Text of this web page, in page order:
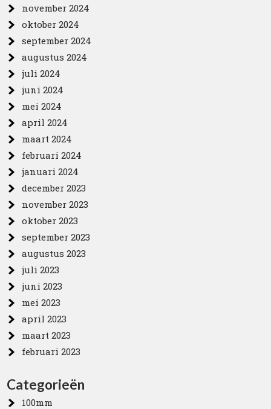
november 2024
oktober 2024
september 2024
augustus 2024
juli 2024
juni 2024
mei 2024
april 2024
maart 2024
februari 2024
januari 2024
december 2023
november 2023
oktober 2023
september 2023
augustus 2023
juli 2023
juni 2023
mei 2023
april 2023
maart 2023
februari 2023
Categorieën
100mm